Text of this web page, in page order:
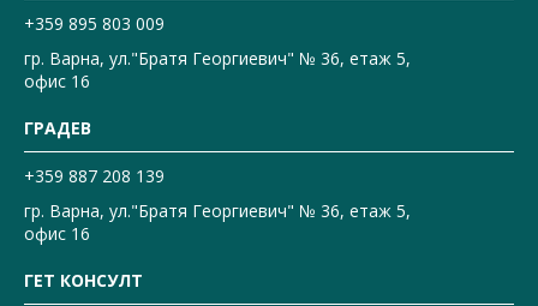
+359 895 803 009
гр. Варна, ул."Братя Георгиевич" № 36, етаж 5,
офис 16
ГРАДЕВ
+359 887 208 139
гр. Варна, ул."Братя Георгиевич" № 36, етаж 5,
офис 16
ГЕТ КОНСУЛТ